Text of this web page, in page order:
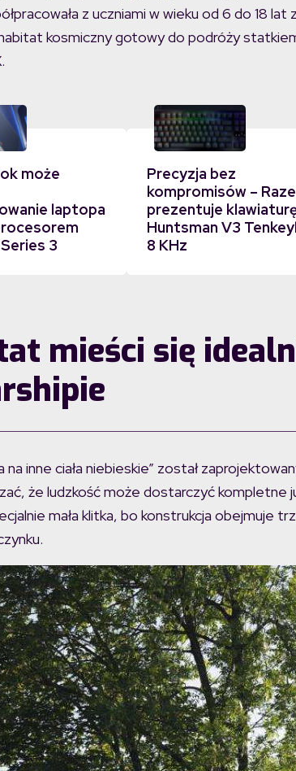
z uczniami w wieku od 6 do 18 lat z
kosmiczny gotowy do podróży
może
laptopa
3
Precyzja bez
kompromisów –
prezentuje
Huntsman V3
8 KHz
mieści się
inne ciała niebieskie” został
że ludzkość może dostarczyć kompletne
mała klitka, bo konstrukcja obejmuje